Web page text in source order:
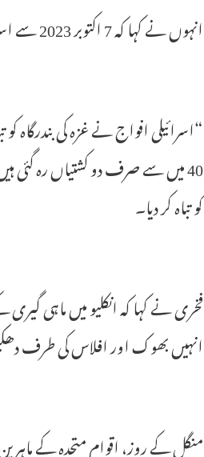
انہوں نے کہا کہ 7 اکتوبر 2023 سے اسرائیل نے سمندر تک ہر طرح کی رسائی سے انکار کر دیا ہے۔
“اسرائیلی افواج نے غزہ کی بندرگاہ
کو تباہ کر دیا۔
فخری نے کہا کہ انکلیو میں ماہی
انہیں بھوک اور افلاس کی طرف